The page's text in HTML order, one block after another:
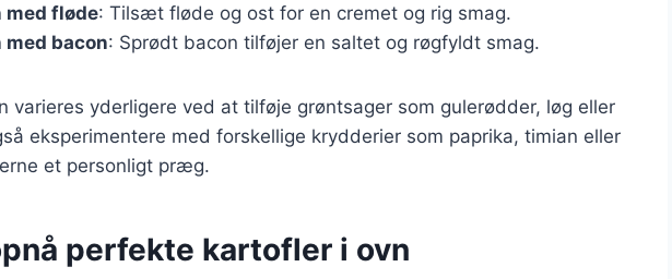
med fløde: Tilsæt fløde og ost for en cremet og rig smag.
bacon: Sprødt bacon tilføjer en saltet og røgfyldt smag.
varieres yderligere ved at tilføje grøntsager som gulerødder, løg eller
eksperimentere med forskellige krydderier som paprika, timian eller
et personligt præg.
perfekte kartofler i ovn